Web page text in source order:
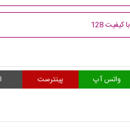
128
واتس آپ پینترست